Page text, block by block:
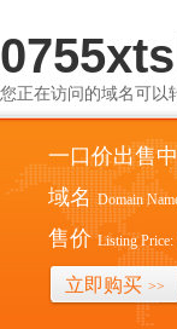
您正在访问的域名可以
一口价出售
域名 Domain
售价 Listing Price:
立即购买 >>